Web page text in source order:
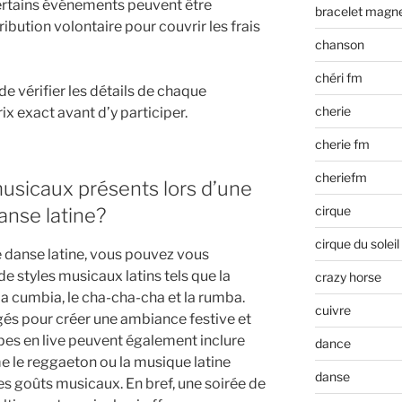
événements peuvent être
volontaire pour couvrir les frais
vérifier les détails de chaque
exact avant d’y participer.
présents lors d’une
latine?
danse latine, vous pouvez vous
styles musicaux latins tels que la
cumbia, le cha-cha-cha et la rumba.
pour créer une ambiance festive et
en live peuvent également inclure
le reggaeton ou la musique latine
goûts musicaux. En bref, une soirée de
bracelet
chanson
chéri fm
cherie
cherie fm
cheriefm
cirque
cirque du soleil
crazy horse
cuivre
dance
danse